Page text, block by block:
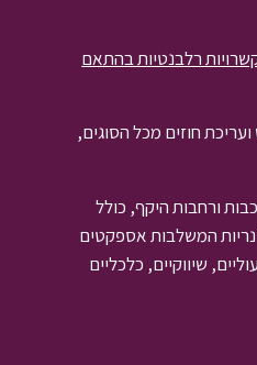
רלבנטיות בהתאם
חוזים מכל הסוגים,
ורחבות היקף, כולל
המשלבות אספקטים
שיווקיים, כלכליים